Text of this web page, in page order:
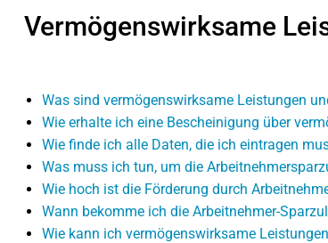
Vermögenswirksame
Was sind vermögenswirksame Leistungen
Wie erhalte ich eine Bescheinigung über
Wie finde ich alle Daten, die ich eintragen
Was muss ich tun, um die
Wie hoch ist die Förderung durch
Wann bekomme ich die Arbeitnehmer-
Wie kann ich vermögenswirksame